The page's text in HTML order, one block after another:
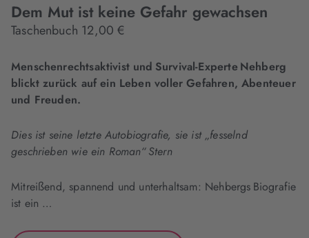
Dem Mut ist keine Gefahr gewachsen
Taschenbuch 12,00 €
Menschenrechtsaktivist und Survival-Experte Nehberg
blickt zurück auf ein Leben voller Gefahren, Abenteuer
und Freuden.
Dies ist seine letzte Autobiografie, sie ist „fesselnd
geschrieben wie ein Roman“ Stern
Mitreißend, spannend und unterhaltsam: Nehbergs Biografie
ist ein …